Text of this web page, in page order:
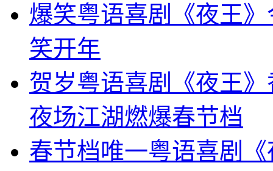
爆笑粤语喜剧《夜王
笑开年
贺岁粤语喜剧《夜王
夜场江湖燃爆春节档
春节档唯一粤语喜剧